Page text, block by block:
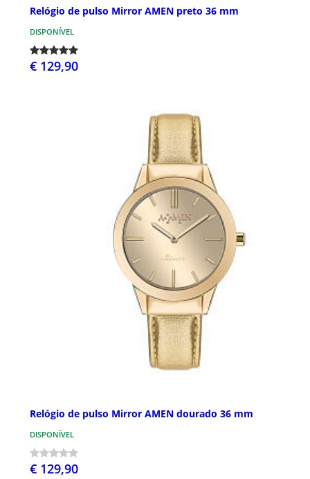
Relógio de pulso Mirror AMEN preto 36 mm
DISPONÍVEL
€ 129,90
Relógio de pulso Mirror AMEN dourado 36 mm
DISPONÍVEL
€ 129,90